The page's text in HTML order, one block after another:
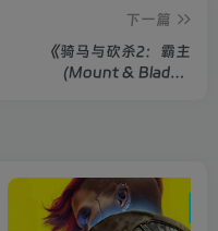
下一篇
《骑马与砍杀2：霸主
(Mount & Blade II